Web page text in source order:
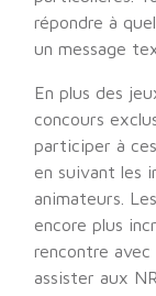
répondre à
un message
En plus des
concours
participer à
en suivant les
animateurs.
encore plus
rencontre
assister aux